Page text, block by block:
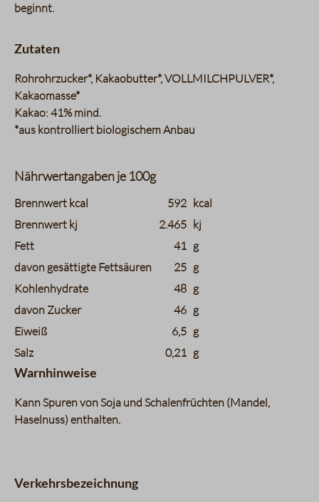
beginnt.
Zutaten
Rohrohrzucker*, Kakaobutter*, VOLLMILCHPULVER*,
Kakaomasse*
Kakao: 41% mind.
*aus kontrolliert biologischem Anbau
Nährwertangaben je 100g
charts.nutritions.header_name charts.nutritions.header_value
Brennwert kcal 592 kcal
Brennwert kj
2.465 kj
Fett
41 g
davon gesättigte Fettsäuren
25 g
Kohlenhydrate
48 g
davon Zucker
46 g
Eiweiß
6,5 g
Salz
0,21 g
Warnhinweise
Kann Spuren von Soja und Schalenfrüchten (Mandel,
Haselnuss) enthalten.
Verkehrsbezeichnung